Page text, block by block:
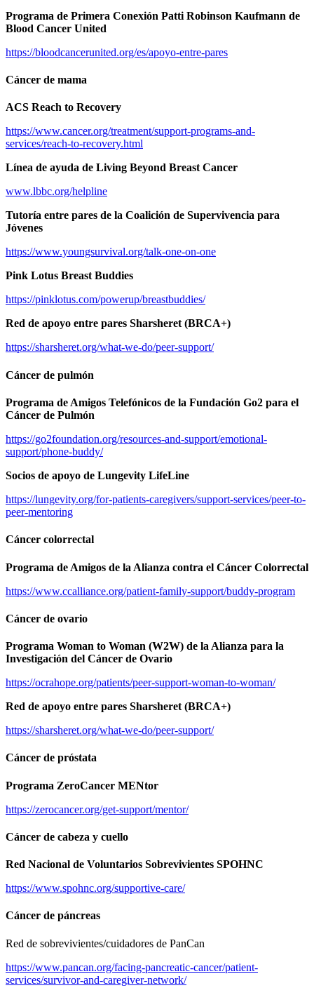
Programa de Primera Conexión Patti Robinson Kaufmann de
Blood Cancer United
https://bloodcancerunited.org/es/apoyo-entre-pares
Cáncer de mama
ACS Reach to Recovery
https://www.cancer.org/treatment/support-programs-and-
services/reach-to-recovery.html
Línea de ayuda de Living Beyond Breast Cancer
www.lbbc.org/helpline
Tutoría entre pares de la Coalición de Supervivencia para
Jóvenes
https://www.youngsurvival.org/talk-one-on-one
Pink Lotus Breast Buddies
https://pinklotus.com/powerup/breastbuddies/
Red de apoyo entre pares Sharsheret (BRCA+)
https://sharsheret.org/what-we-do/peer-support/
Cáncer de pulmón
Programa de Amigos Telefónicos de la Fundación Go2 para el
Cáncer de Pulmón
https://go2foundation.org/resources-and-support/emotional-
support/phone-buddy/
Socios de apoyo de Lungevity LifeLine
https://lungevity.org/for-patients-caregivers/support-services/peer-to-
peer-mentoring
Cáncer colorrectal
Programa de Amigos de la Alianza contra el Cáncer Colorrectal
https://www.ccalliance.org/patient-family-support/buddy-program
Cáncer de ovario
Programa Woman to Woman (W2W) de la Alianza para la
Investigación del Cáncer de Ovario
https://ocrahope.org/patients/peer-support-woman-to-woman/
Red de apoyo entre pares Sharsheret (BRCA+)
https://sharsheret.org/what-we-do/peer-support/
Cáncer de próstata
Programa ZeroCancer MENtor
https://zerocancer.org/get-support/mentor/
Cáncer de cabeza y cuello
Red Nacional de Voluntarios Sobrevivientes SPOHNC
https://www.spohnc.org/supportive-care/
Cáncer de páncreas
Red de sobrevivientes/cuidadores de PanCan
https://www.pancan.org/facing-pancreatic-cancer/patient-
services/survivor-and-caregiver-network/